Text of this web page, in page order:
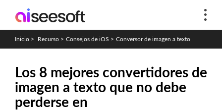
Inicio > Recurso > Consejos de iOS > Conversor de imagen a texto
Los 8 mejores convertidores de
imagen a texto que no debe
perderse en